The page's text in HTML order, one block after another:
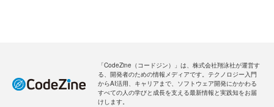
「CodeZine（コードジン）」は、株式会社翔泳社が運営す
る、開発者のための情報メディアです。テクノロジー入門
からAI活用、キャリアまで、ソフトウェア開発にかかわる
すべての人の学びと成長を支える最新情報と実践知をお届
けします。